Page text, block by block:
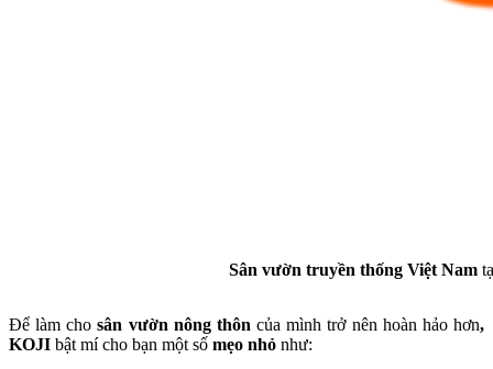
Sân vườn truyền thống Việt Nam
Để làm chosân vườn nông thôncủa mình trở nên hoàn hảo hơn,
KOJI bật mí cho bạn một số mẹo nhỏ như: